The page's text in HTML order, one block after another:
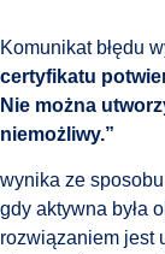
Komunikat błędu
certyfikatu
Nie można
niemożliwy.”
wynika ze
gdy aktywna była
rozwiązaniem jest